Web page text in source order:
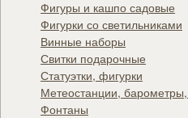
Фигуры и кашпо садовые
Фигурки со светильниками
Винные наборы
Свитки подарочные
Статуэтки, фигурки
Метеостанции,
Фонтаны